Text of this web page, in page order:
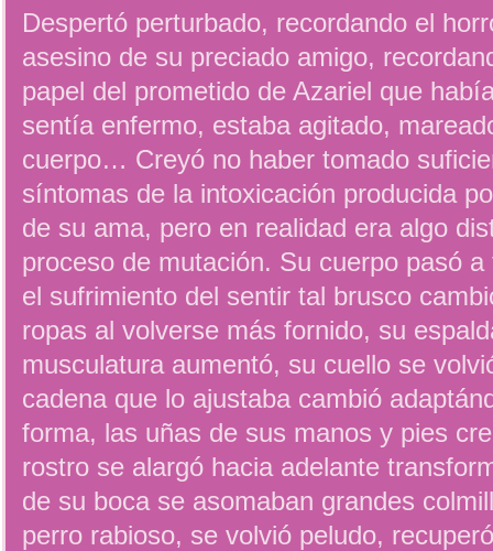
Despertó perturbado, recordando el
asesino de su preciado amigo,
papel del prometido de Azariel que
sentía enfermo, estaba agitado,
cuerpo… Creyó no haber tomado
síntomas de la intoxicación producida
de su ama, pero en realidad era algo
proceso de mutación. Su cuerpo pasó
el sufrimiento del sentir tal brusco
ropas al volverse más fornido, su
musculatura aumentó, su cuello se
cadena que lo ajustaba cambió
forma, las uñas de sus manos y pies
rostro se alargó hacia adelante
de su boca se asomaban grandes
perro rabioso, se volvió peludo,